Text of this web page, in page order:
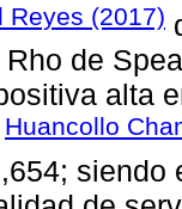
Reyes (2017)
de
alta
Huancollo